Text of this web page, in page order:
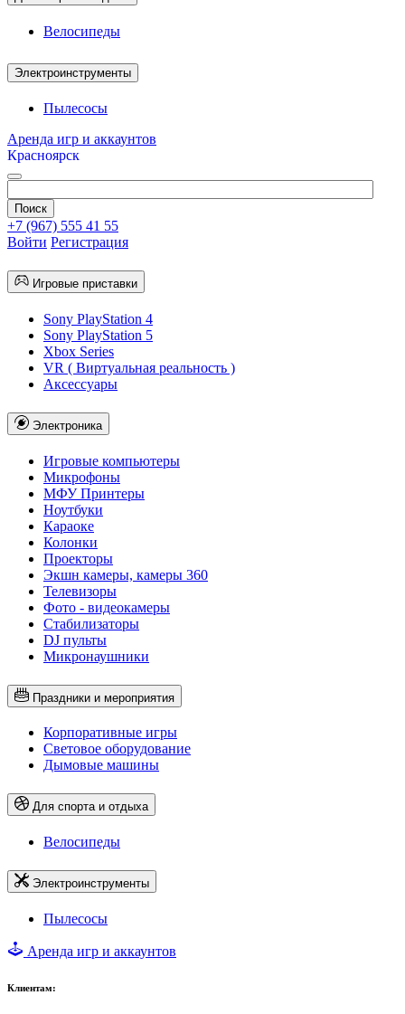
Велосипеды
Электроинструменты
Пылесосы
Аренда игр и аккаунтов
Красноярск
+7 (967) 555 41 55
Войти Регистрация
Игровые приставки
Sony PlayStation 4
Sony PlayStation 5
Xbox Series
VR ( Виртуальная реальность )
Аксессуары
Электроника
Игровые компьютеры
Микрофоны
МФУ Принтеры
Ноутбуки
Караоке
Колонки
Проекторы
Экшн камеры, камеры 360
Телевизоры
Фото - видеокамеры
Стабилизаторы
DJ пульты
Микронаушники
Праздники и мероприятия
Корпоративные игры
Световое оборудование
Дымовые машины
Для спорта и отдыха
Велосипеды
Электроинструменты
Пылесосы
Аренда игр и аккаунтов
Клиентам: